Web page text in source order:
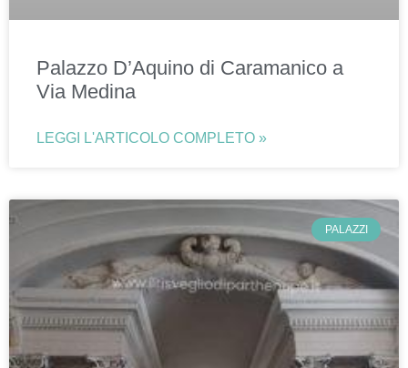
Palazzo D’Aquino di Caramanico a
Via Medina
LEGGI L'ARTICOLO COMPLETO »
PALAZZI